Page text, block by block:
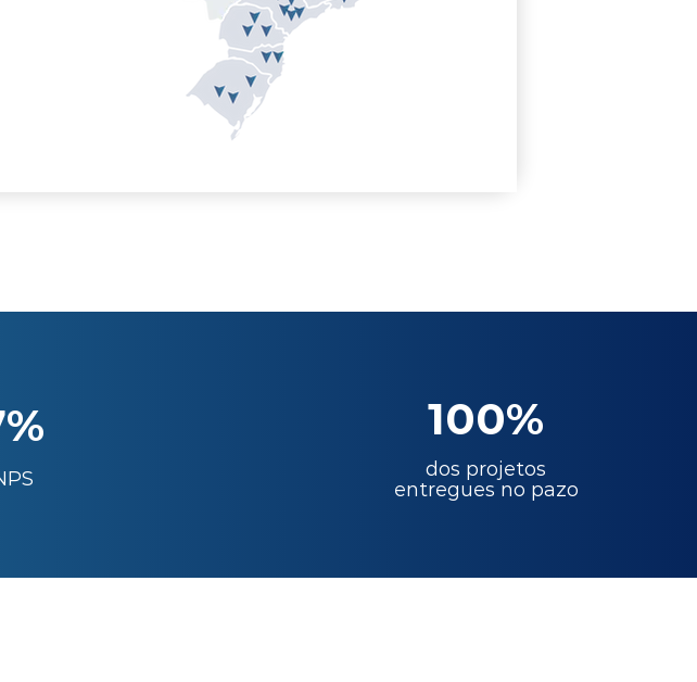
100%
dos projetos
entregues no pazo